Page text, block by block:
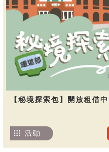
【秘境探索包】開放租借中
活動